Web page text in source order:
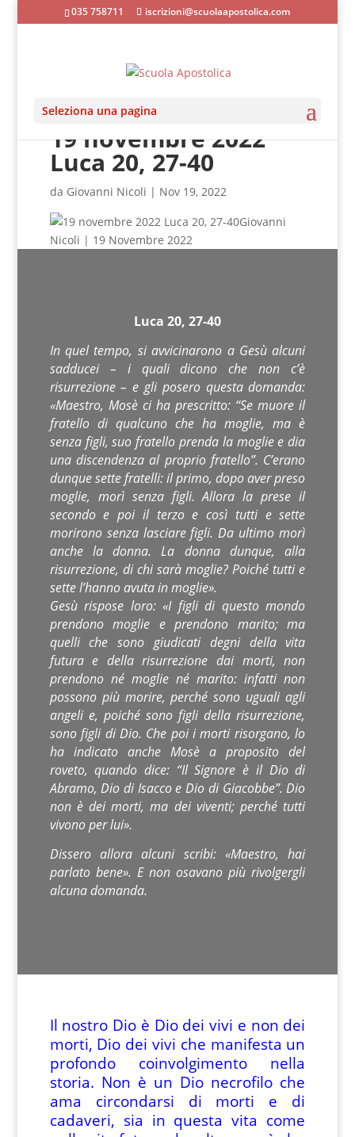
035 758711 iscrizioni@scuolaapostolica.com
Seleziona una pagina
19 novembre 2022
Luca 20, 27-40
da Giovanni Nicoli | Nov 19, 2022
Giovanni
Nicoli | 19 Novembre 2022
Luca 20, 27-40
In quel tempo, si avvicinarono a Gesù alcuni
sadducei – i quali dicono che non c’è
risurrezione – e gli posero questa domanda:
«Maestro, Mosè ci ha prescritto: “Se muore il
fratello di qualcuno che ha moglie, ma è
senza figli, suo fratello prenda la moglie e dia
una discendenza al proprio fratello”. C’erano
dunque sette fratelli: il primo, dopo aver preso
moglie, morì senza figli. Allora la prese il
secondo e poi il terzo e così tutti e sette
morirono senza lasciare figli. Da ultimo morì
anche la donna. La donna dunque, alla
risurrezione, di chi sarà moglie? Poiché tutti e
sette l’hanno avuta in moglie».
Gesù rispose loro: «I figli di questo mondo
prendono moglie e prendono marito; ma
quelli che sono giudicati degni della vita
futura e della risurrezione dai morti, non
prendono né moglie né marito: infatti non
possono più morire, perché sono uguali agli
angeli e, poiché sono figli della risurrezione,
sono figli di Dio. Che poi i morti risorgano, lo
ha indicato anche Mosè a proposito del
roveto, quando dice: “Il Signore è il Dio di
Abramo, Dio di Isacco e Dio di Giacobbe”. Dio
non è dei morti, ma dei viventi; perché tutti
vivono per lui».
Dissero allora alcuni scribi: «Maestro, hai
parlato bene». E non osavano più rivolgergli
alcuna domanda.
Il nostro Dio è Dio dei vivi e non dei
morti, Dio dei vivi che manifesta un
profondo coinvolgimento nella
storia. Non è un Dio necrofilo che
ama circondarsi di morti e di
cadaveri, sia in questa vita come